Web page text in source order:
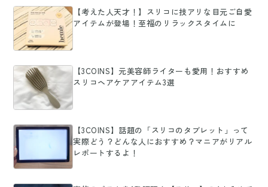
【考えた人天才！】スリコに技アリな目元ご自愛
アイテムが登場！至福のリラックスタイムに
【3COINS】元美容師ライターも愛用！おすすめ
スリコヘアケアアイテム3選
【3COINS】話題の「スリコのタブレット」って
実際どう？どんな人におすすめ？マニアがリアル
レポートするよ！